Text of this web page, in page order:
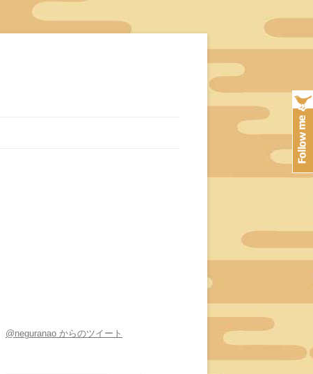
@neguranao からのツイート